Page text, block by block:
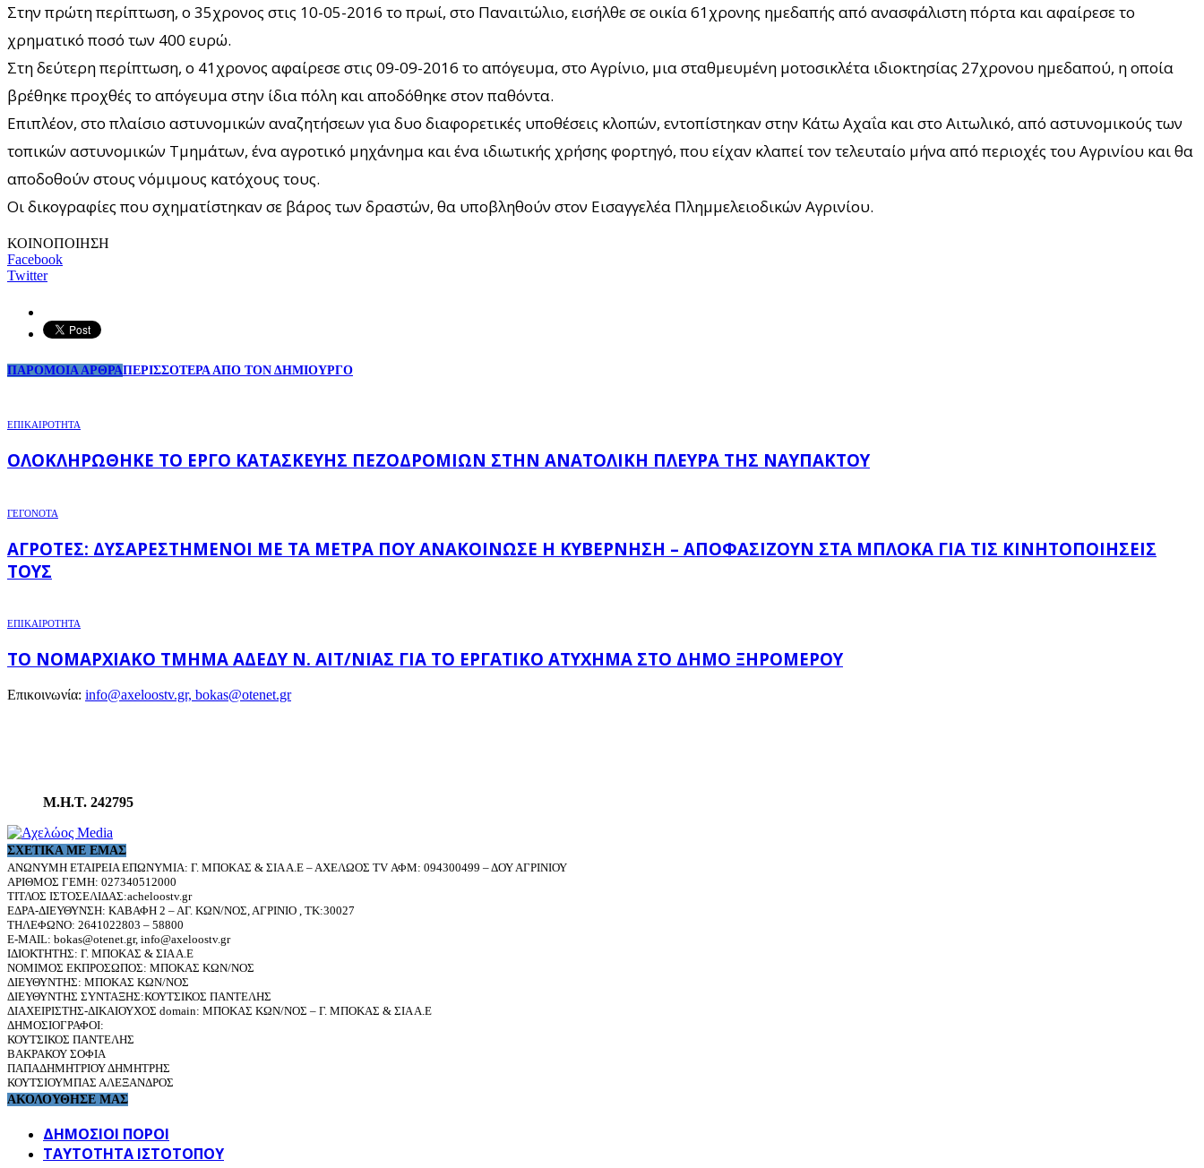
Στην πρώτη περίπτωση, ο 35χρονος στις 10-05-2016 το πρωί, στο Παναιτώλιο, εισήλθε σε οικία 61χρονης ημεδαπής από ανασφάλιστη πόρτα και αφαίρεσε το
χρηματικό ποσό των 400 ευρώ.
Στη δεύτερη περίπτωση, ο 41χρονος αφαίρεσε στις 09-09-2016 το απόγευμα, στο Αγρίνιο, μια σταθμευμένη μοτοσικλέτα ιδιοκτησίας 27χρονου ημεδαπού, η οποία
βρέθηκε προχθές το απόγευμα στην ίδια πόλη και αποδόθηκε στον παθόντα.
Επιπλέον, στο πλαίσιο αστυνομικών αναζητήσεων για δυο διαφορετικές υποθέσεις κλοπών, εντοπίστηκαν στην Κάτω Αχαΐα και στο Αιτωλικό, από αστυνομικούς των
τοπικών αστυνομικών Τμημάτων, ένα αγροτικό μηχάνημα και ένα ιδιωτικής χρήσης φορτηγό, που είχαν κλαπεί τον τελευταίο μήνα από περιοχές του Αγρινίου και θα
αποδοθούν στους νόμιμους κατόχους τους.
Οι δικογραφίες που σχηματίστηκαν σε βάρος των δραστών, θα υποβληθούν στον Εισαγγελέα Πλημμελειοδικών Αγρινίου.
ΚΟΙΝΟΠΟΙΗΣΗ
Facebook
Twitter
ΠΑΡΟΜΟΙΑ ΑΡΘΡΑΠΕΡΙΣΣΟΤΕΡΑ ΑΠΟ ΤΟΝ ΔΗΜΙΟΥΡΓΟ
ΕΠΙΚΑΙΡΟΤΗΤΑ
ΟΛΟΚΛΗΡΏΘΗΚΕ ΤΟ ΈΡΓΟ ΚΑΤΑΣΚΕΥΉΣ ΠΕΖΟΔΡΟΜΊΩΝ ΣΤΗΝ ΑΝΑΤΟΛΙΚΉ ΠΛΕΥΡΆ ΤΗΣ ΝΑΥΠΆΚΤΟΥ
ΓΕΓΟΝΟΤΑ
ΑΓΡΌΤΕΣ: ΔΥΣΑΡΕΣΤΗΜΈΝΟΙ ΜΕ ΤΑ ΜΈΤΡΑ ΠΟΥ ΑΝΑΚΟΊΝΩΣΕ Η ΚΥΒΈΡΝΗΣΗ – ΑΠΟΦΑΣΊΖΟΥΝ ΣΤΑ ΜΠΛΌΚΑ ΓΙΑ ΤΙΣ ΚΙΝΗΤΟΠΟΙΉΣΕΙΣ
ΤΟΥΣ
ΕΠΙΚΑΙΡΟΤΗΤΑ
ΤΟ ΝΟΜΑΡΧΙΑΚΌ ΤΜΉΜΑ ΑΔΕΔΥ Ν. ΑΙΤ/ΝΊΑΣ ΓΙΑ ΤΟ ΕΡΓΑΤΙΚΌ ΑΤΎΧΗΜΑ ΣΤΟ ΔΉΜΟ ΞΗΡΟΜΈΡΟΥ
Επικοινωνία: info@axeloostv.gr, bokas@otenet.gr
Μ.Η.Τ. 242795
ΣΧΕΤΙΚΆ ΜΕ ΕΜΆΣ
ΑΝΩΝΥΜΗ ΕΤΑΙΡΕΙΑ ΕΠΩΝΥΜΙΑ: Γ. ΜΠΟΚΑΣ & ΣΙΑ Α.Ε – ΑΧΕΛΩΟΣ TV ΑΦΜ: 094300499 – ΔΟΥ ΑΓΡΙΝΙΟΥ
ΑΡΙΘΜΟΣ ΓΕΜΗ: 027340512000
ΤΙΤΛΟΣ ΙΣΤΟΣΕΛΙΔΑΣ:acheloostv.gr
ΕΔΡΑ-ΔΙΕΥΘΥΝΣΗ: ΚΑΒΑΦΗ 2 – ΑΓ. ΚΩΝ/ΝΟΣ, ΑΓΡΙΝΙΟ , ΤΚ:30027
ΤΗΛΕΦΩΝΟ: 2641022803 – 58800
E-MAIL: bokas@otenet.gr, info@axeloostv.gr
ΙΔΙΟΚΤΗΤΗΣ: Γ. ΜΠΟΚΑΣ & ΣΙΑ Α.Ε
ΝΟΜΙΜΟΣ ΕΚΠΡΟΣΩΠΟΣ: ΜΠΟΚΑΣ ΚΩΝ/ΝΟΣ
ΔΙΕΥΘΥΝΤΗΣ: ΜΠΟΚΑΣ ΚΩΝ/ΝΟΣ
ΔΙΕΥΘΥΝΤΗΣ ΣΥΝΤΑΞΗΣ:ΚΟΥΤΣΙΚΟΣ ΠΑΝΤΕΛΗΣ
ΔΙΑΧΕΙΡΙΣΤΗΣ-ΔΙΚΑΙΟΥΧΟΣ domain: ΜΠΟΚΑΣ ΚΩΝ/ΝΟΣ – Γ. ΜΠΟΚΑΣ & ΣΙΑ Α.Ε
ΔΗΜΟΣΙΟΓΡΑΦΟΙ:
ΚΟΥΤΣΙΚΟΣ ΠΑΝΤΕΛΗΣ
ΒΑΚΡΑΚΟΥ ΣΟΦΙΑ
ΠΑΠΑΔΗΜΗΤΡΙΟΥ ΔΗΜΗΤΡΗΣ
ΚΟΥΤΣΙΟΥΜΠΑΣ ΑΛΕΞΑΝΔΡΟΣ
ΑΚΟΛΟΥΘΗΣΕ ΜΑΣ
ΔΗΜΟΣΙΟΙ ΠΟΡΟΙ
ΤΑΥΤΌΤΗΤΑ ΙΣΤΌΤΟΠΟΥ